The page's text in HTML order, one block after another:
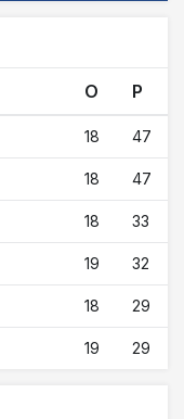
O P
18 47
18 47
18 33
19 32
18 29
19 29